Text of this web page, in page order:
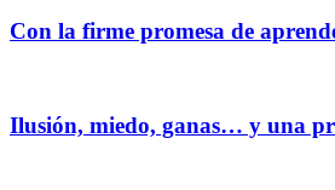
Con la firme promesa de
Ilusión, miedo, ganas… y una